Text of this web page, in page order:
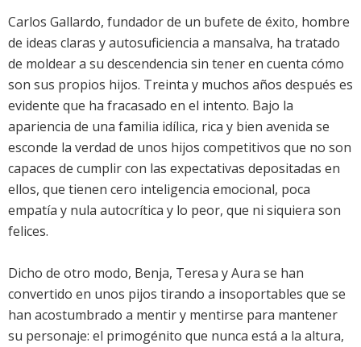
Carlos Gallardo, fundador de un bufete de éxito, hombre
de ideas claras y autosuficiencia a mansalva, ha tratado
de moldear a su descendencia sin tener en cuenta cómo
son sus propios hijos. Treinta y muchos años después es
evidente que ha fracasado en el intento. Bajo la
apariencia de una familia idílica, rica y bien avenida se
esconde la verdad de unos hijos competitivos que no son
capaces de cumplir con las expectativas depositadas en
ellos, que tienen cero inteligencia emocional, poca
empatía y nula autocrítica y lo peor, que ni siquiera son
felices.
Dicho de otro modo, Benja, Teresa y Aura se han
convertido en unos pijos tirando a insoportables que se
han acostumbrado a mentir y mentirse para mantener
su personaje: el primogénito que nunca está a la altura,